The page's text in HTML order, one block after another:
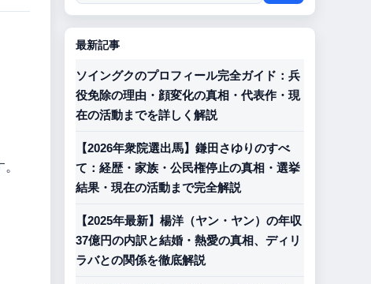
最新記事
ソイングクのプロフィール完全ガイド：兵
役免除の理由・顔変化の真相・代表作・現
在の活動までを詳しく解説
【2026年衆院選出馬】鎌田さゆりのすべ
て：経歴・家族・公民権停止の真相・選挙
結果・現在の活動まで完全解説
【2025年最新】楊洋（ヤン・ヤン）の年収
37億円の内訳と結婚・熱愛の真相、ディリ
ラバとの関係を徹底解説